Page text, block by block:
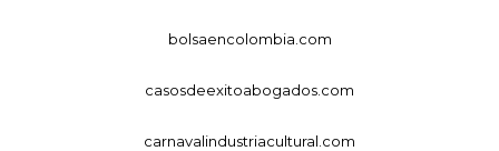
bolsaencolombia.com
casosdeexitoabogados.com
carnavalindustriacultural.com